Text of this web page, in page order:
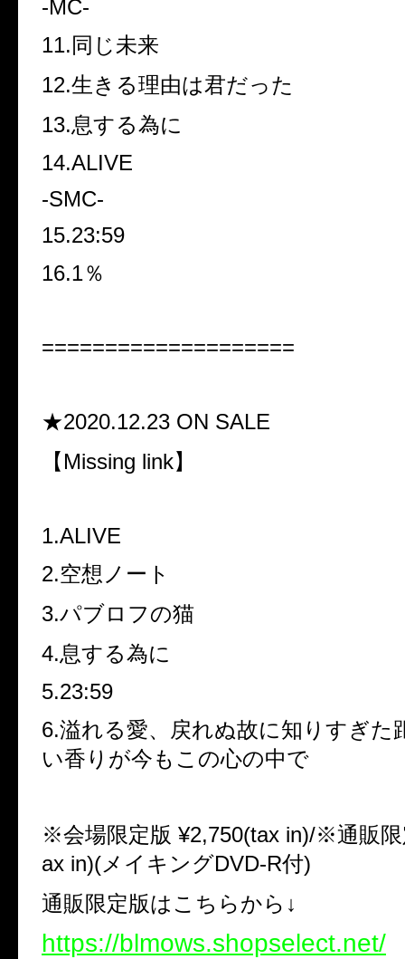
-MC-
11.同じ未来
12.生きる理由は君だった
13.息する為に
14.ALIVE
-SMC-
15.23:59
16.1％
====================
★2020.12.23 ON SALE
【Missing link】
1.ALIVE
2.空想ノート
3.パブロフの猫
4.息する為に
5.23:59
6.溢れる愛、戻れぬ故に知りすぎた
い香りが今もこの心の中で
※会場限定版 ¥2,750(tax in)/※通販限
ax in)(メイキングDVD-R付)
通販限定版はこちらから↓
https://blmows.shopselect.net/